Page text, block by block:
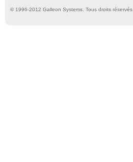
© 1996-2012 Galleon Systems. Tous droits réservés.